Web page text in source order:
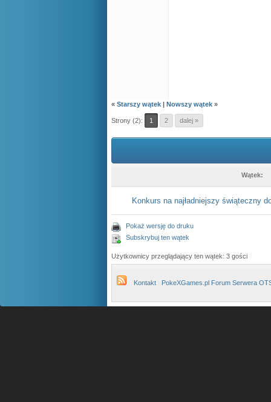
« Starszy wątek | Nowszy wątek »
Strony (2): 1 2 dalej »
Wątek:
Konkurs na najładniejszy świąteczny
Pokaż wersję do druku
Subskrybuj ten wątek
Użytkownicy przeglądający ten wątek: 3 gości
Kontakt PokeXGames.pl Forum Serwera